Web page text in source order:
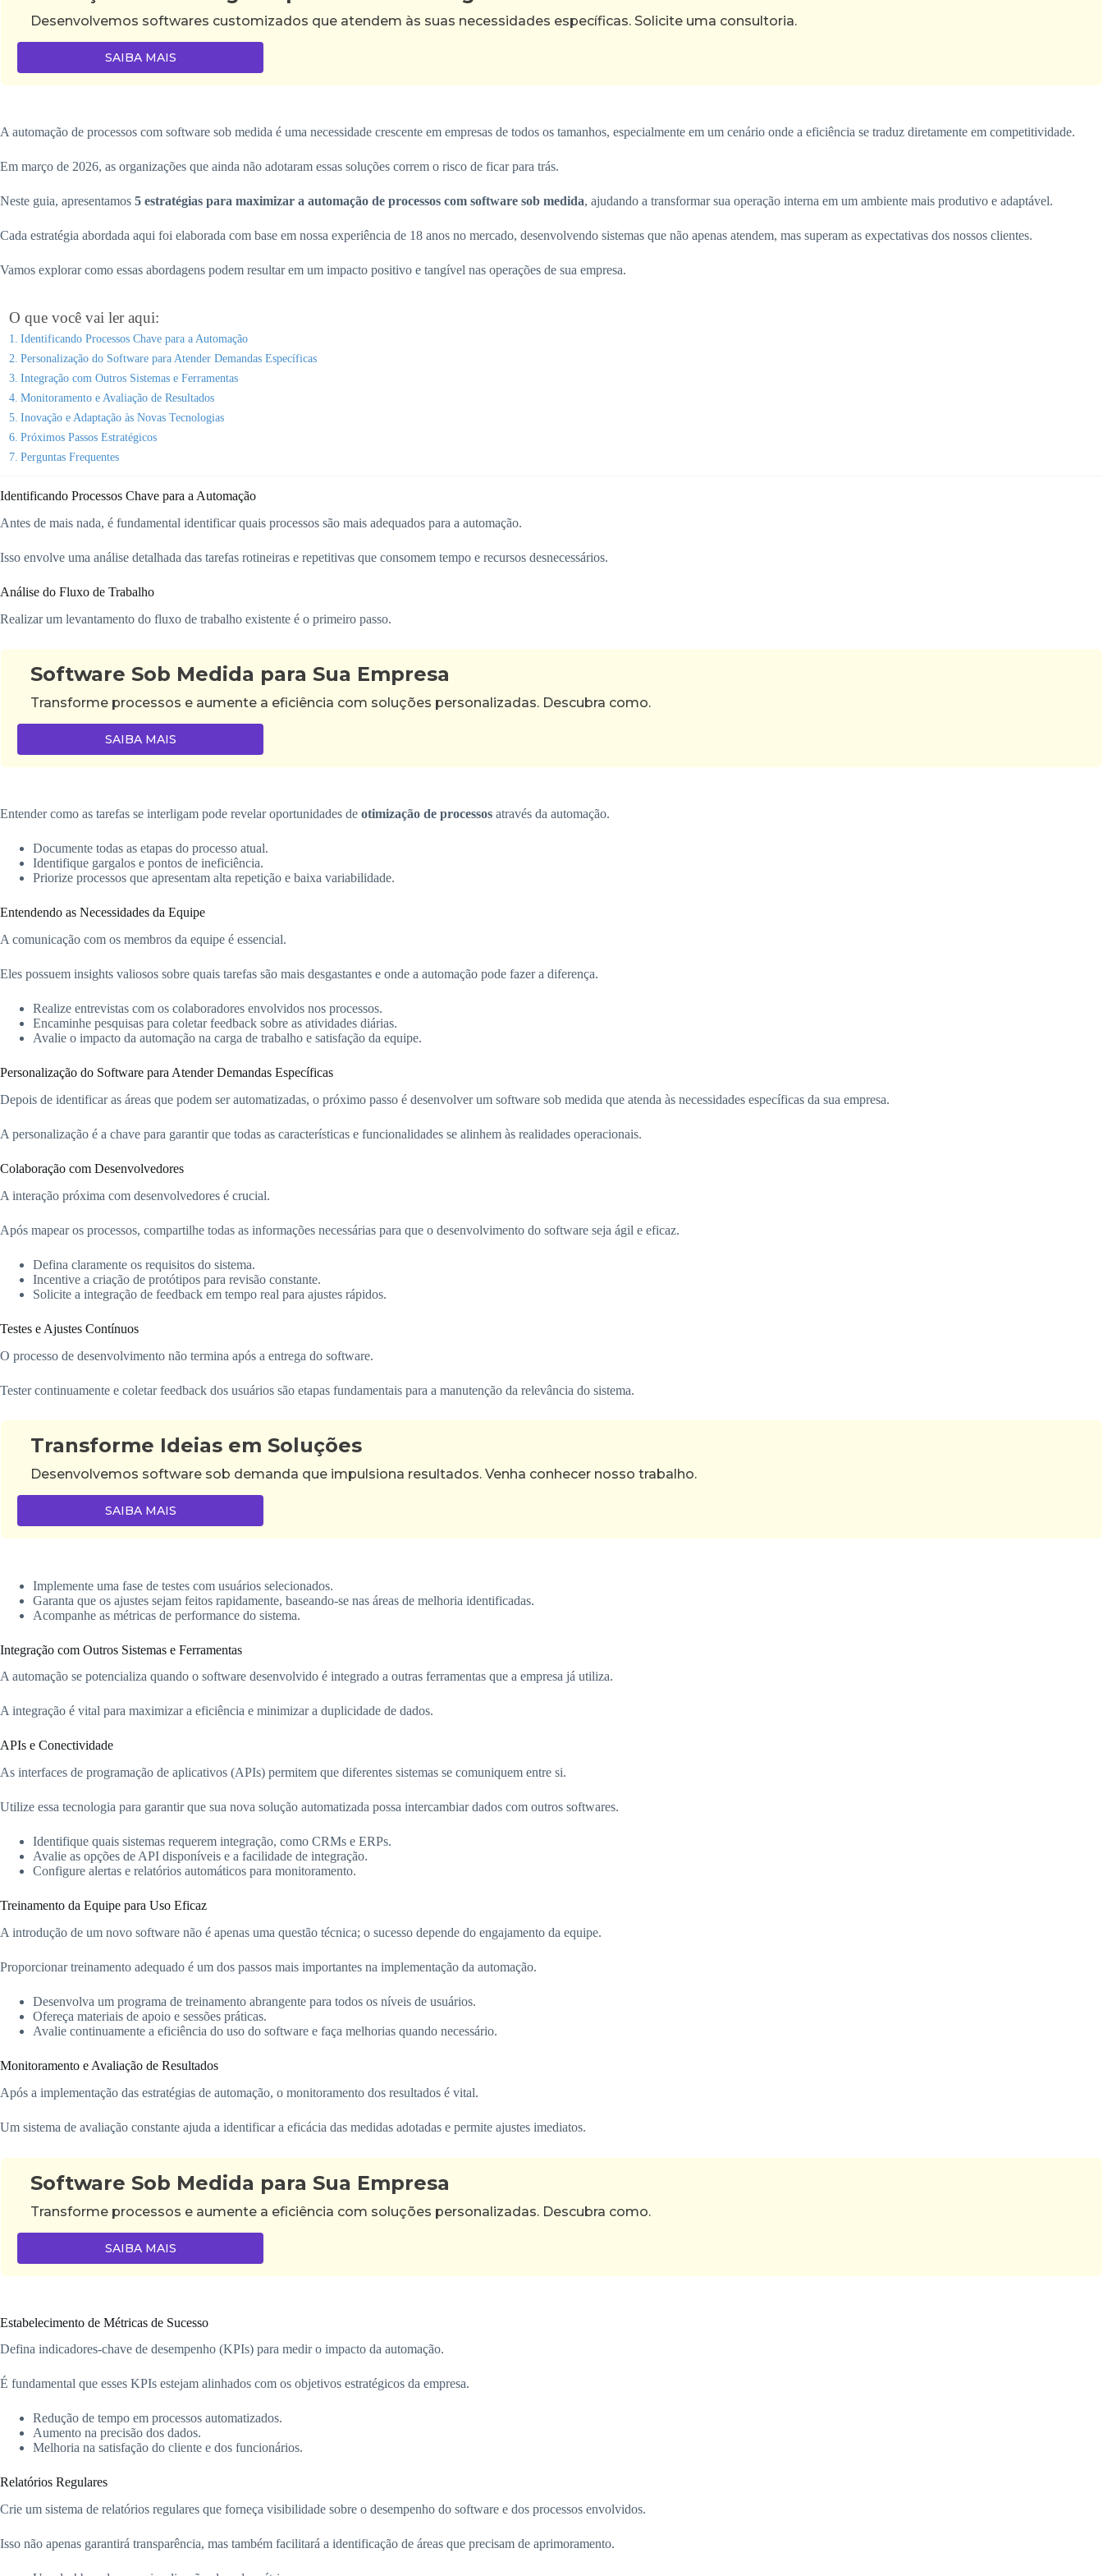
Desenvolvemos softwares customizados que atendem às suas necessidades específicas. Solicite uma consultoria.
SAIBA MAIS
A automação de processos com software sob medida é uma necessidade crescente em empresas de todos os tamanhos, especialmente em um cenário onde a eficiência se traduz diretamente em competitividade.
Em março de 2026, as organizações que ainda não adotaram essas soluções correm o risco de ficar para trás.
Neste guia, apresentamos 5 estratégias para maximizar a automação de processos com software sob medida, ajudando a transformar sua operação interna em um ambiente mais produtivo e adaptável.
Cada estratégia abordada aqui foi elaborada com base em nossa experiência de 18 anos no mercado, desenvolvendo sistemas que não apenas atendem, mas superam as expectativas dos nossos clientes.
Vamos explorar como essas abordagens podem resultar em um impacto positivo e tangível nas operações de sua empresa.
O que você vai ler aqui:
Identificando Processos Chave para a Automação
Personalização do Software para Atender Demandas Específicas
Integração com Outros Sistemas e Ferramentas
Monitoramento e Avaliação de Resultados
Inovação e Adaptação às Novas Tecnologias
Próximos Passos Estratégicos
Perguntas Frequentes
Identificando Processos Chave para a Automação
Antes de mais nada, é fundamental identificar quais processos são mais adequados para a automação.
Isso envolve uma análise detalhada das tarefas rotineiras e repetitivas que consomem tempo e recursos desnecessários.
Análise do Fluxo de Trabalho
Realizar um levantamento do fluxo de trabalho existente é o primeiro passo.
Software Sob Medida para Sua Empresa
Transforme processos e aumente a eficiência com soluções personalizadas. Descubra como.
SAIBA MAIS
Entender como as tarefas se interligam pode revelar oportunidades de otimização de processos através da automação.
Documente todas as etapas do processo atual.
Identifique gargalos e pontos de ineficiência.
Priorize processos que apresentam alta repetição e baixa variabilidade.
Entendendo as Necessidades da Equipe
A comunicação com os membros da equipe é essencial.
Eles possuem insights valiosos sobre quais tarefas são mais desgastantes e onde a automação pode fazer a diferença.
Realize entrevistas com os colaboradores envolvidos nos processos.
Encaminhe pesquisas para coletar feedback sobre as atividades diárias.
Avalie o impacto da automação na carga de trabalho e satisfação da equipe.
Personalização do Software para Atender Demandas Específicas
Depois de identificar as áreas que podem ser automatizadas, o próximo passo é desenvolver um software sob medida que atenda às necessidades específicas da sua empresa.
A personalização é a chave para garantir que todas as características e funcionalidades se alinhem às realidades operacionais.
Colaboração com Desenvolvedores
A interação próxima com desenvolvedores é crucial.
Após mapear os processos, compartilhe todas as informações necessárias para que o desenvolvimento do software seja ágil e eficaz.
Defina claramente os requisitos do sistema.
Incentive a criação de protótipos para revisão constante.
Solicite a integração de feedback em tempo real para ajustes rápidos.
Testes e Ajustes Contínuos
O processo de desenvolvimento não termina após a entrega do software.
Tester continuamente e coletar feedback dos usuários são etapas fundamentais para a manutenção da relevância do sistema.
Transforme Ideias em Soluções
Desenvolvemos software sob demanda que impulsiona resultados. Venha conhecer nosso trabalho.
SAIBA MAIS
Implemente uma fase de testes com usuários selecionados.
Garanta que os ajustes sejam feitos rapidamente, baseando-se nas áreas de melhoria identificadas.
Acompanhe as métricas de performance do sistema.
Integração com Outros Sistemas e Ferramentas
A automação se potencializa quando o software desenvolvido é integrado a outras ferramentas que a empresa já utiliza.
A integração é vital para maximizar a eficiência e minimizar a duplicidade de dados.
APIs e Conectividade
As interfaces de programação de aplicativos (APIs) permitem que diferentes sistemas se comuniquem entre si.
Utilize essa tecnologia para garantir que sua nova solução automatizada possa intercambiar dados com outros softwares.
Identifique quais sistemas requerem integração, como CRMs e ERPs.
Avalie as opções de API disponíveis e a facilidade de integração.
Configure alertas e relatórios automáticos para monitoramento.
Treinamento da Equipe para Uso Eficaz
A introdução de um novo software não é apenas uma questão técnica; o sucesso depende do engajamento da equipe.
Proporcionar treinamento adequado é um dos passos mais importantes na implementação da automação.
Desenvolva um programa de treinamento abrangente para todos os níveis de usuários.
Ofereça materiais de apoio e sessões práticas.
Avalie continuamente a eficiência do uso do software e faça melhorias quando necessário.
Monitoramento e Avaliação de Resultados
Após a implementação das estratégias de automação, o monitoramento dos resultados é vital.
Um sistema de avaliação constante ajuda a identificar a eficácia das medidas adotadas e permite ajustes imediatos.
Software Sob Medida para Sua Empresa
Transforme processos e aumente a eficiência com soluções personalizadas. Descubra como.
SAIBA MAIS
Estabelecimento de Métricas de Sucesso
Defina indicadores-chave de desempenho (KPIs) para medir o impacto da automação.
É fundamental que esses KPIs estejam alinhados com os objetivos estratégicos da empresa.
Redução de tempo em processos automatizados.
Aumento na precisão dos dados.
Melhoria na satisfação do cliente e dos funcionários.
Relatórios Regulares
Crie um sistema de relatórios regulares que forneça visibilidade sobre o desempenho do software e dos processos envolvidos.
Isso não apenas garantirá transparência, mas também facilitará a identificação de áreas que precisam de aprimoramento.